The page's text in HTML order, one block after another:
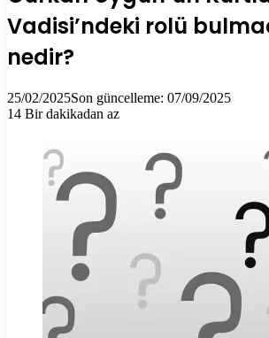
Vadisi’ndeki rolü
nedir?
25/02/2025Son güncelleme: 07/09/2025
14 Bir dakikadan az